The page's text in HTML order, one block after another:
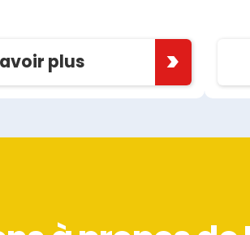
plus